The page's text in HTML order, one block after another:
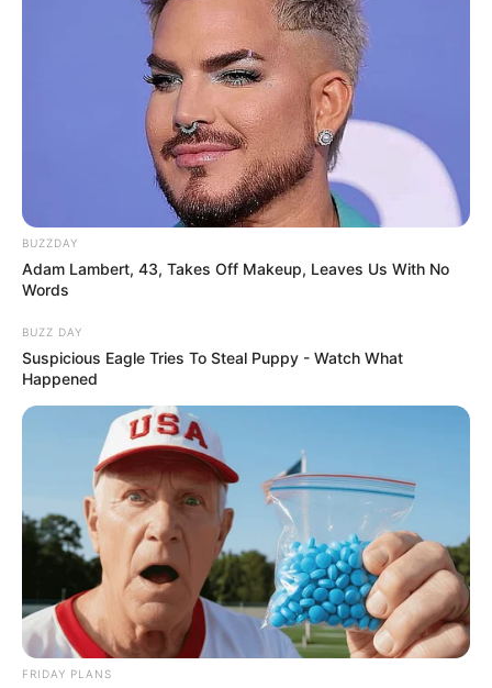
Biscuikis
Muitas pessoas gostam de comprar bonecos com
os quais se identifica para decorar a casa. Essa
também é uma boa opção de artigos para
BUZZDAY
Adam Lambert, 43, Takes Off Makeup, Leaves Us With No
Words
BUZZ DAY
Suspicious Eagle Tries To Steal Puppy - Watch What
Happened
FRIDAY PLANS